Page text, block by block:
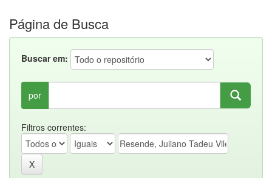
Página de Busca
Buscar em:
por
Filtros correntes: